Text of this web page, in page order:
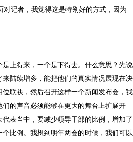
记者，我觉得这是特别好的方式，因为
上得来，一个是下得去。什么意思？先说
陆续增多，能把他们的真实情况展现在决
联袂，然后召开这样一个新闻发布会，我
的声音必须能够在更大的舞台上扩展开
表当中，要减少领导干部的比例，增加了
比例。我想到明年两会的时候，我们可以